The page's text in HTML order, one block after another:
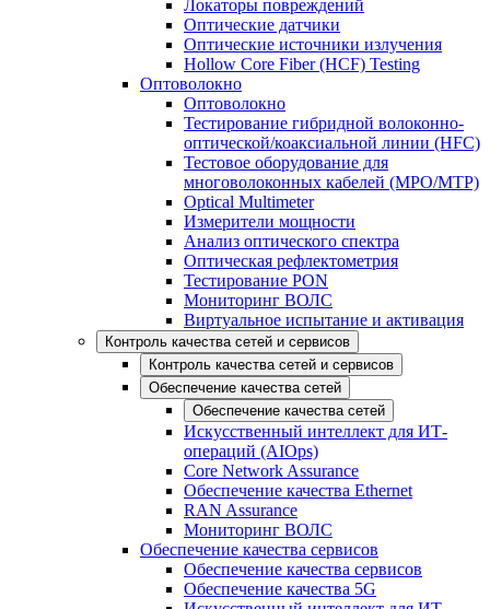
Локаторы повреждений
Оптические датчики
Оптические источники излучения
Hollow Core Fiber (HCF) Testing
Оптоволокно
Оптоволокно
Тестирование гибридной волоконно-
оптической/коаксиальной линии (HFC)
Тестовое оборудование для
многоволоконных кабелей (MPO/MTP)
Optical Multimeter
Измерители мощности
Анализ оптического спектра
Оптическая рефлектометрия
Тестирование PON
Мониторинг ВОЛС
Виртуальное испытание и активация
Контроль качества сетей и сервисов
Контроль качества сетей и сервисов
Обеспечение качества сетей
Обеспечение качества сетей
Искусственный интеллект для ИТ-
операций (AIOps)
Core Network Assurance
Обеспечение качества Ethernet
RAN Assurance
Мониторинг ВОЛС
Обеспечение качества сервисов
Обеспечение качества сервисов
Обеспечение качества 5G